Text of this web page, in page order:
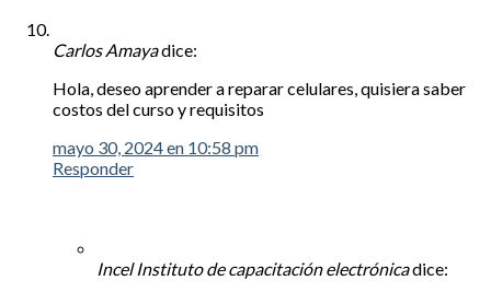
Carlos Amayadice:
Hola, deseo aprender a reparar celulares, quisiera saber
costos del curso y requisitos
mayo 30, 2024 en 10:58 pm
Responder
Incel Instituto de capacitación electrónicadice: